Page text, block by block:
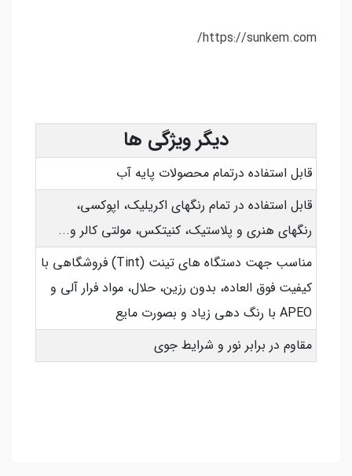
https://sunkem.com/
دیگر ویژگی ها
قابل استفاده درتمام محصولات پایه آب
قابل استفاده در تمام رنگهای اکریلیک، اپوکسی،
رنگهای هنری و پلاستیک، کنیتکس، مولتی کالر و...
مناسب جهت دستگاه های تینت (Tint) فروشگاهی با
کیفیت فوق العاده، بدون رزین، حلال، مواد فرار آلی و
APEO با رنگ دهی زیاد و بصورت مایع
مقاوم در برابر نور و شرایط جوی